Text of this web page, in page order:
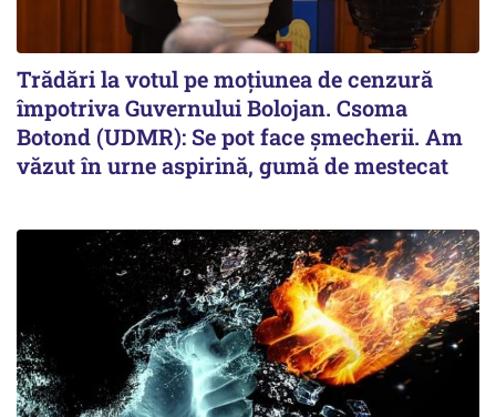
Trădări la votul pe moțiunea de cenzură
împotriva Guvernului Bolojan. Csoma
Botond (UDMR): Se pot face șmecherii. Am
văzut în urne aspirină, gumă de mestecat